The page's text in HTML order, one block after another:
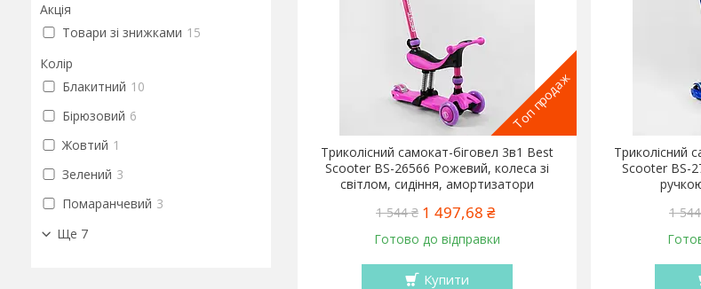
Топ продаж
Триколісний самокат-біговел 3в1 Best
Scooter BS-26566 Рожевий, колеса зі
світлом, сидіння, амортизатори
1 544 ₴ 1 497,68 ₴
Готово до відправки
Купити
Триколісний
Scooter BS-
1
Акція
Товари зі знижками 15
Колір
Блакитний 10
Бірюзовий 6
Жовтий 1
Зелений 3
Помаранчевий 3
Ще 7